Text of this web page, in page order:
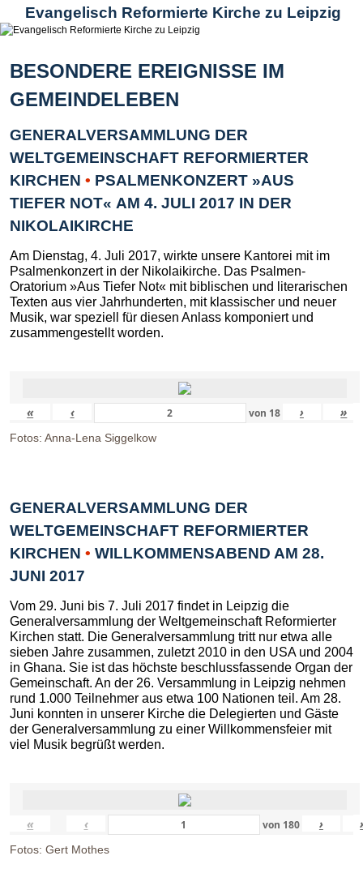
Evangelisch Reformierte Kirche zu Leipzig
BESONDERE EREIGNISSE IM
GEMEINDELEBEN
GENERALVERSAMMLUNG DER
WELTGEMEINSCHAFT REFORMIERTER
KIRCHEN • PSALMENKONZERT »AUS
TIEFER NOT« AM 4. JULI 2017 IN DER
NIKOLAIKIRCHE
Am Dienstag, 4. Juli 2017, wirkte unsere Kantorei mit im
Psalmenkonzert in der Nikolaikirche. Das Psalmen-
Oratorium »Aus Tiefer Not« mit biblischen und literarischen
Texten aus vier Jahrhunderten, mit klassischer und neuer
Musik, war speziell für diesen Anlass komponiert und
zusammengestellt worden.
« ‹ von 18 › »
Fotos: Anna-Lena Siggelkow
GENERALVERSAMMLUNG DER
WELTGEMEINSCHAFT REFORMIERTER
KIRCHEN • WILLKOMMENSABEND AM 28.
JUNI 2017
Vom 29. Juni bis 7. Juli 2017 findet in Leipzig die
Generalversammlung der Weltgemeinschaft Reformierter
Kirchen statt. Die Generalversammlung tritt nur etwa alle
sieben Jahre zusammen, zuletzt 2010 in den USA und 2004
in Ghana. Sie ist das höchste beschlussfassende Organ der
Gemeinschaft. An der 26. Versammlung in Leipzig nehmen
rund 1.000 Teilnehmer aus etwa 100 Nationen teil. Am 28.
Juni konnten in unserer Kirche die Delegierten und Gäste
der Generalversammlung zu einer Willkommensfeier mit
viel Musik begrüßt werden.
« ‹ von 180 ›
Fotos: Gert Mothes